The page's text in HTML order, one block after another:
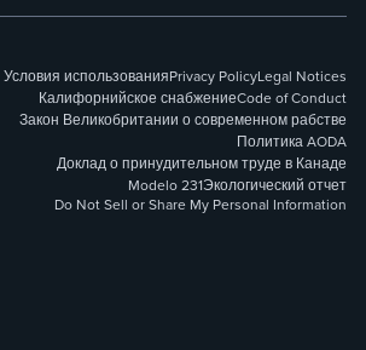
Условия использованияPrivacy PolicyLegal Notices
Калифорнийское снабжениеCode of Conduct
Закон Великобритании о современном рабстве
Политика AODA
Доклад о принудительном труде в Канаде
Modelo 231Экологический отчет
Do Not Sell or Share My Personal Information